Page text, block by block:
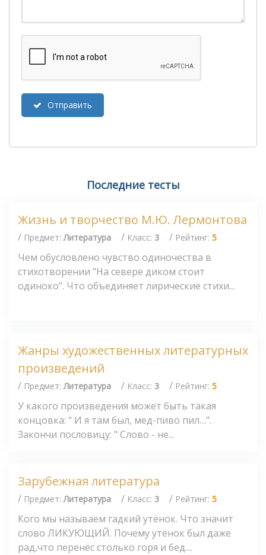
Отправить
Последние тесты
Жизнь и творчество М.Ю. Лермонтова
/ Предмет:Литература / Класс: 3 / Рейтинг: 5
Чем обусловлено чувство одиночества в
стихотворении "На севере диком стоит
одиноко". Что объединяет лирические стихи...
Жанры художественных литературных
произведений
/ Предмет:Литература / Класс: 3 / Рейтинг: 5
У какого произведения может быть такая
концовка: " И я там был, мед-пиво пил…".
Закончи пословицу: " Слово - не...
Зарубежная литература
/ Предмет:Литература / Класс: 3 / Рейтинг: 5
Кого мы называем гадкий утёнок. Что значит
слово ЛИКУЮЩИЙ. Почему утёнок был даже
рад,что перенёс столько горя и бед....